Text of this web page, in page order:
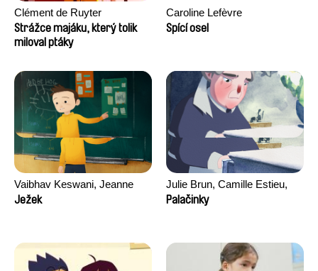
Clément de Ruyter
Strážce majáku, který tolik
miloval ptáky
Caroline Lefèvre
Spící osel
Vaibhav Keswani, Jeanne
Laureau, Colombine Majou,
Ježek
Julie Brun, Camille Estieu,
Jiamin Peng
Palačinky